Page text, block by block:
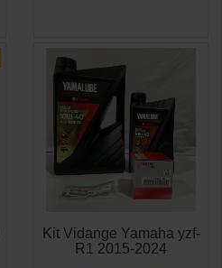
Kit Vidange Yamaha yzf-
R1 2015-2024
APERÇU
RAPIDE